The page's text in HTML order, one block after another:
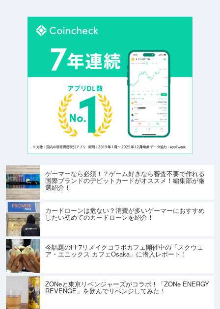
ゲーマーなら必須！？ゲーム好きなら審査不要で作れる
国際ブランドのデビットカードがオススメ！編集部が厳
選紹介！
カードローンは危ない？消費が多いゲーマーにおすすめ
したい初めてのカードローンを紹介！
今話題のFF7リメイクコラボカフェ開催中の「スクウェ
ア・エニックス カフェOsaka」に潜入レポート！
ZONeと東京リベンジャーズがコラボ！「ZONe ENERGY
REVENGE」を飲んでリベンジしてみた！